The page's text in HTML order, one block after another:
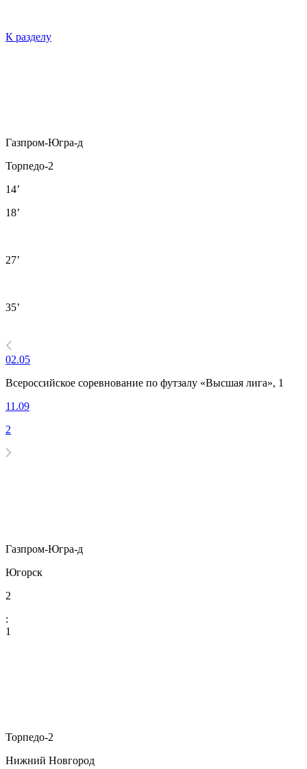
К разделу
Газпром-Югра-д
Торпедо-2
14’
18’
27’
35’
02.05
Всероссийское соревнование по футзалу «Высшая лига», 1
11.09
2
Газпром-Югра-д
Югорск
2
:
1
Торпедо-2
Нижний Новгород